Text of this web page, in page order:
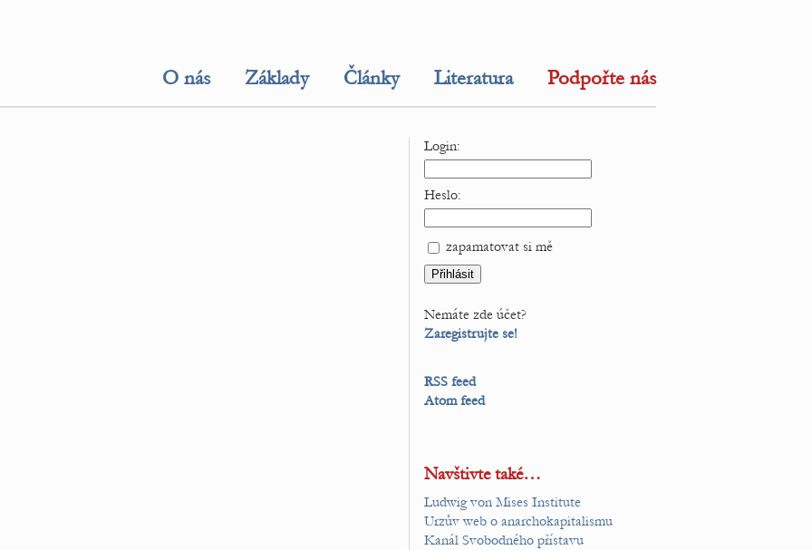
O nás Základy Články Literatura Podpořte nás
Login:
Heslo:
zapamatovat si mě
Nemáte zde účet?
Zaregistrujte se!
RSS feed
Atom feed
Navštivte také…
Ludwig von Mises Institute
Urzův web o anarchokapitalismu
Kanál Svobodného přístavu